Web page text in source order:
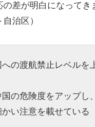
の差が明白になって
治区）
の渡航禁止レベルを
の危険度をアップ
い注意を載せている